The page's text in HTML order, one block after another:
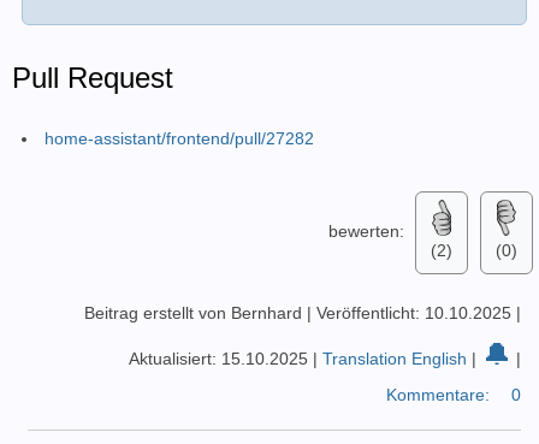
Pull Request
home-assistant/frontend/pull/27282
bewerten:
(2)
(0)
Beitrag erstellt von Bernhard | Veröffentlicht: 10.10.2025 |
Aktualisiert: 15.10.2025 | Translation English | 🔔 |
Kommentare:
0